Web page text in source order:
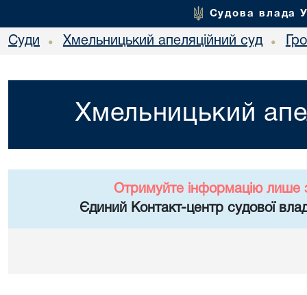
Судова влада
Суди • Хмельницький апеляційний суд •
Хмельницький
Отримуйте інформацію лише
Єдиний Контакт-центр судової